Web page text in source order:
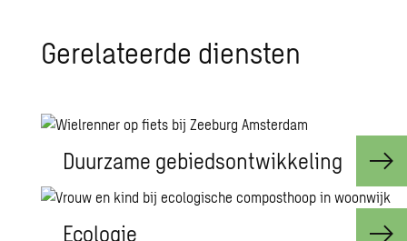
Ge­re­la­teer­de dien­sten
Duurzame gebiedsontwikkeling
Ecologie